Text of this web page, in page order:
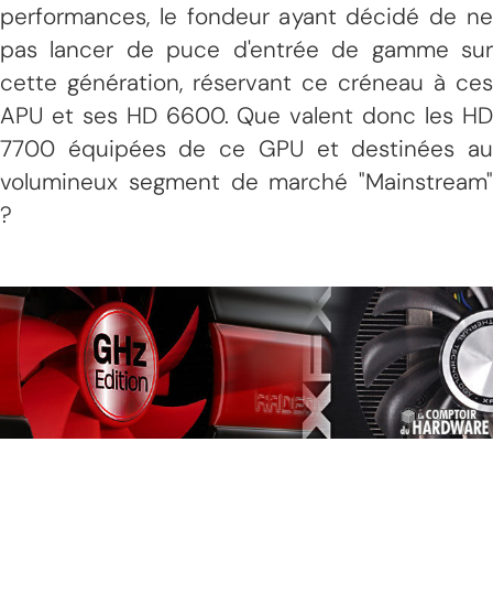
performances, le fondeur ayant décidé de ne
pas lancer de puce d'entrée de gamme sur
cette génération, réservant ce créneau à ces
APU et ses HD 6600. Que valent donc les HD
7700 équipées de ce GPU et destinées au
volumineux segment de marché "Mainstream"
?